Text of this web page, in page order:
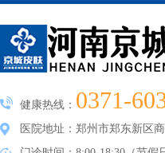
健康热线： 0371-
医院地址：郑州市郑东新区